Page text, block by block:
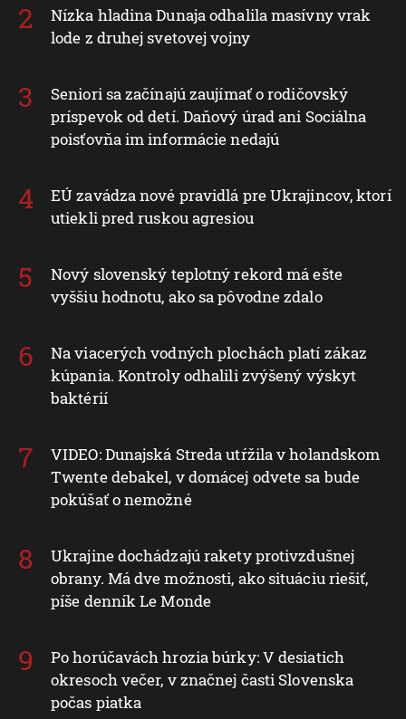
Nízka hladina Dunaja odhalila masívny vrak
lode z druhej svetovej vojny
Seniori sa začínajú zaujímať o rodičovský
príspevok od detí. Daňový úrad ani Sociálna
poisťovňa im informácie nedajú
EÚ zavádza nové pravidlá pre Ukrajincov, ktorí
utiekli pred ruskou agresiou
Nový slovenský teplotný rekord má ešte
vyššiu hodnotu, ako sa pôvodne zdalo
Na viacerých vodných plochách platí zákaz
kúpania. Kontroly odhalili zvýšený výskyt
baktérií
VIDEO: Dunajská Streda utŕžila v holandskom
Twente debakel, v domácej odvete sa bude
pokúšať o nemožné
Ukrajine dochádzajú rakety protivzdušnej
obrany. Má dve možnosti, ako situáciu riešiť,
píše denník Le Monde
Po horúčavách hrozia búrky: V desiatich
okresoch večer, v značnej časti Slovenska
počas piatka